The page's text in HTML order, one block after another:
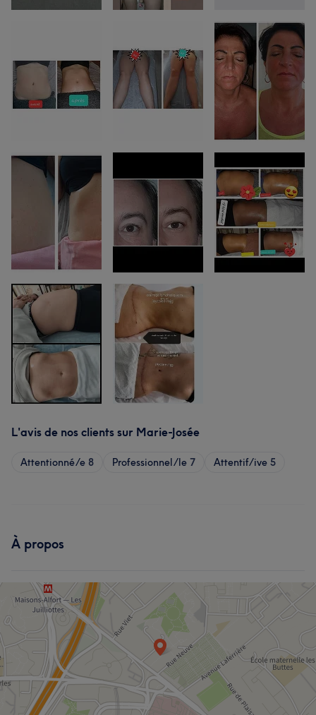
L'avis de nos clients sur Marie-Josée
Attentionné/e 8 Professionnel/le 7 Attentif/ive 5
À propos